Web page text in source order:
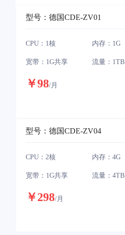
型号：德国CDE-ZV01
CPU：1核 内存：1G
宽带：1G共享 流量：1TB
￥98/月
型号：德国CDE-ZV04
CPU：2核 内存：4G
宽带：1G共享 流量：4TB
￥298/月